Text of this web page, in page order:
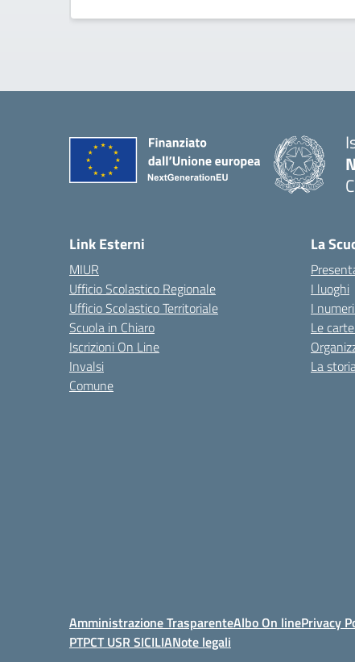
Link Esterni
MIUR
Ufficio Scolastico Regionale
Ufficio Scolastico Territoriale
Scuola in Chiaro
Iscrizioni On Line
Invalsi
Comune
La
I luoghi
I
Le
La
Amministrazione TrasparenteAlbo On linePrivacy
PTPCT USR SICILIANote legali